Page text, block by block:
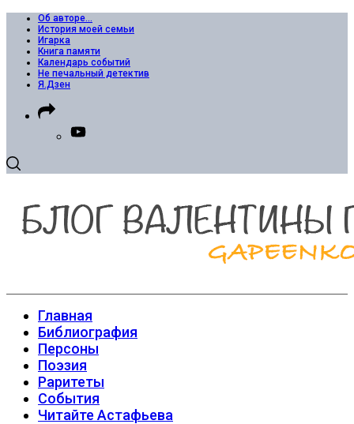
Об авторе…
История моей семьи
Игарка
Книга памяти
Календарь событий
Не печальный детектив
Я.Дзен
Главная
Библиография
Персоны
Поэзия
Раритеты
События
Читайте Астафьева